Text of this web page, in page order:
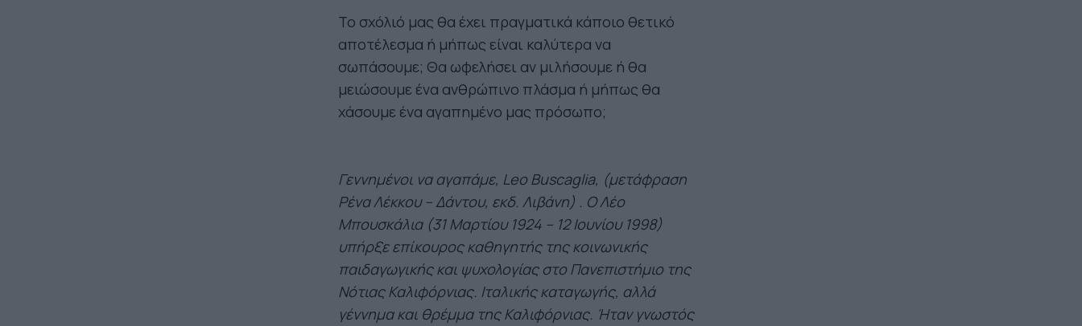
Το σχόλιό μας θα έχει πραγματικά κάποιο θετικό
αποτέλεσμα ή μήπως είναι καλύτερα να
σωπάσουμε; Θα ωφελήσει αν μιλήσουμε ή θα
μειώσουμε ένα ανθρώπινο πλάσμα ή μήπως θα
χάσουμε ένα αγαπημένο μας πρόσωπο;
Γεννημένοι να αγαπάμε, Leo Buscaglia, (μετάφραση
Ρένα Λέκκου – Δάντου, εκδ. Λιβάνη) . Ο Λέο
Μπουσκάλια (31 Μαρτίου 1924 – 12 Ιουνίου 1998)
υπήρξε επίκουρος καθηγητής της κοινωνικής
παιδαγωγικής και ψυχολογίας στο Πανεπιστήμιο της
Νότιας Καλιφόρνιας. Ιταλικής καταγωγής, αλλά
γέννημα και θρέμμα της Καλιφόρνιας. Ήταν γνωστός